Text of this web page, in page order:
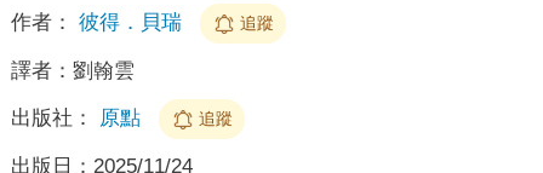
作者： 彼得．貝瑞 追蹤
譯者： 劉翰雲
出版社： 原點 追蹤
出版日： 2025/11/24